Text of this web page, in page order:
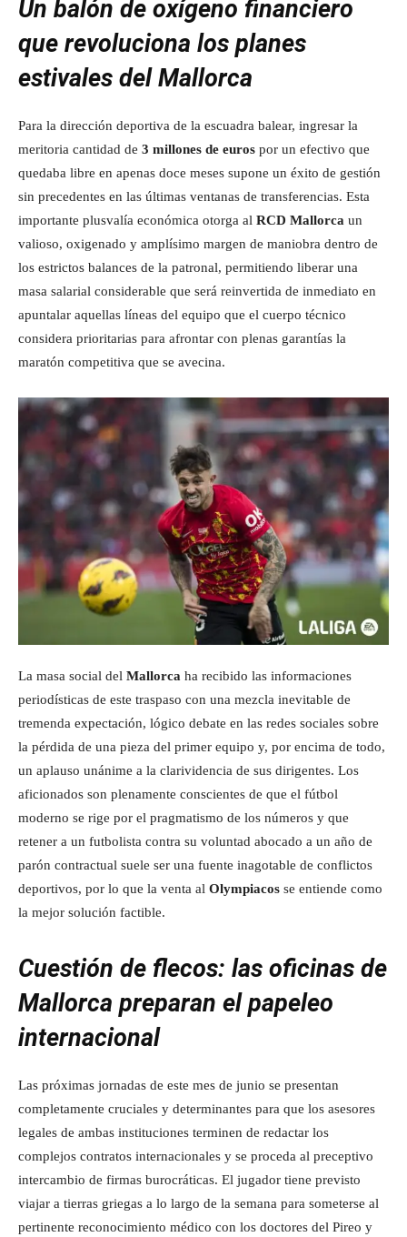
Un balón de oxígeno financiero
que revoluciona los planes
estivales del Mallorca
Para la dirección deportiva de la escuadra balear, ingresar la
meritoria cantidad de 3 millones de euros por un efectivo que
quedaba libre en apenas doce meses supone un éxito de gestión
sin precedentes en las últimas ventanas de transferencias. Esta
importante plusvalía económica otorga al RCD Mallorca un
valioso, oxigenado y amplísimo margen de maniobra dentro de
los estrictos balances de la patronal, permitiendo liberar una
masa salarial considerable que será reinvertida de inmediato en
apuntalar aquellas líneas del equipo que el cuerpo técnico
considera prioritarias para afrontar con plenas garantías la
maratón competitiva que se avecina.
La masa social del Mallorca ha recibido las informaciones
periodísticas de este traspaso con una mezcla inevitable de
tremenda expectación, lógico debate en las redes sociales sobre
la pérdida de una pieza del primer equipo y, por encima de todo,
un aplauso unánime a la clarividencia de sus dirigentes. Los
aficionados son plenamente conscientes de que el fútbol
moderno se rige por el pragmatismo de los números y que
retener a un futbolista contra su voluntad abocado a un año de
parón contractual suele ser una fuente inagotable de conflictos
deportivos, por lo que la venta al Olympiacos se entiende como
la mejor solución factible.
Cuestión de flecos: las oficinas de
Mallorca preparan el papeleo
internacional
Las próximas jornadas de este mes de junio se presentan
completamente cruciales y determinantes para que los asesores
legales de ambas instituciones terminen de redactar los
complejos contratos internacionales y se proceda al preceptivo
intercambio de firmas burocráticas. El jugador tiene previsto
viajar a tierras griegas a lo largo de la semana para someterse al
pertinente reconocimiento médico con los doctores del Pireo y